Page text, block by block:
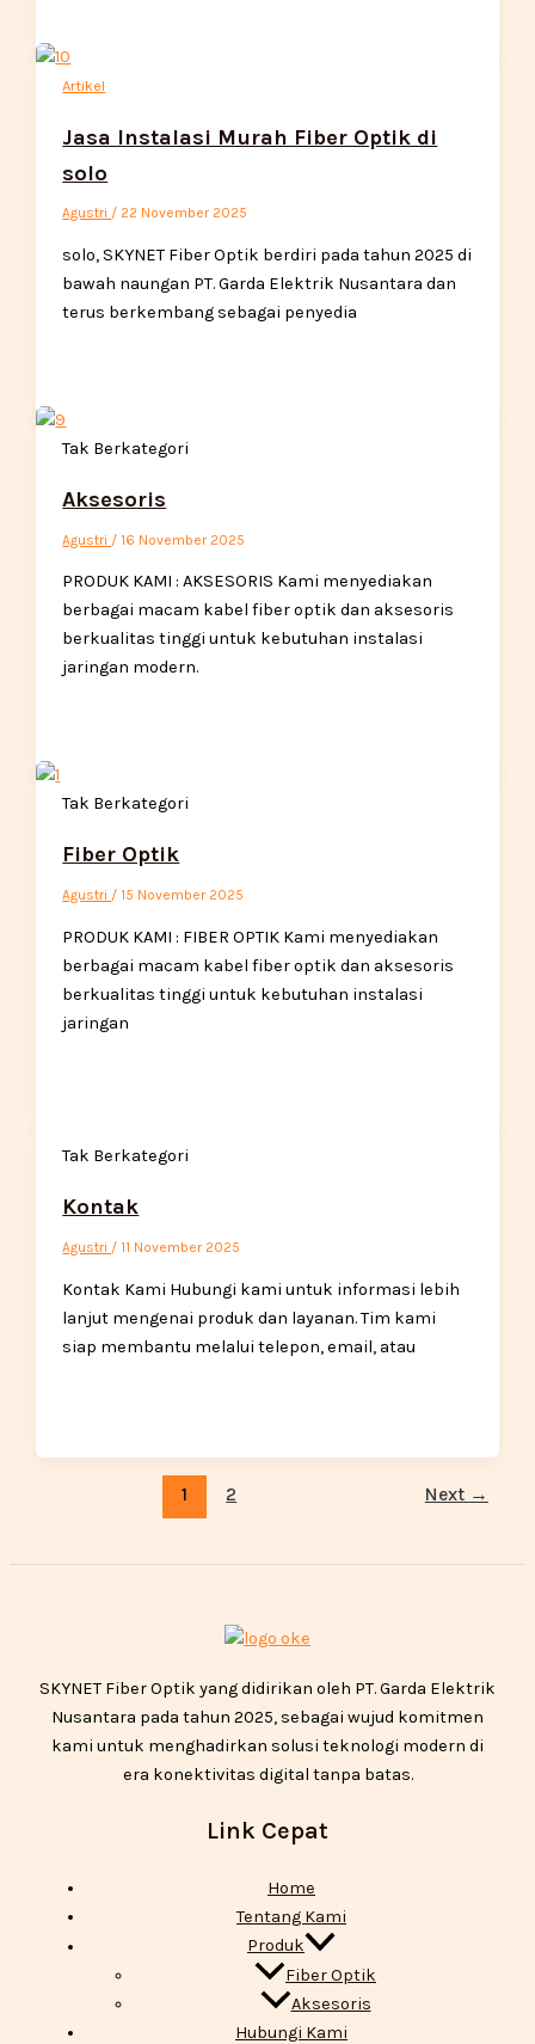
Artikel
Jasa Instalasi Murah Fiber Optik di
solo
Agustri / 22 November 2025
solo, SKYNET Fiber Optik berdiri pada tahun 2025 di
bawah naungan PT. Garda Elektrik Nusantara dan
terus berkembang sebagai penyedia
Tak Berkategori
Aksesoris
Agustri /16 November 2025
PRODUK KAMI : AKSESORIS Kami menyediakan
berbagai macam kabel fiber optik dan aksesoris
berkualitas tinggi untuk kebutuhan instalasi
jaringan modern.
Tak Berkategori
Fiber Optik
Agustri /15 November 2025
PRODUK KAMI : FIBER OPTIK Kami menyediakan
berbagai macam kabel fiber optik dan aksesoris
berkualitas tinggi untuk kebutuhan instalasi
jaringan
Tak Berkategori
Kontak
Agustri /11 November 2025
Kontak Kami Hubungi kami untuk informasi lebih
lanjut mengenai produk dan layanan. Tim kami
siap membantu melalui telepon, email, atau
1 2 Next →
SKYNET Fiber Optik yang didirikan oleh PT. Garda Elektrik
Nusantara pada tahun 2025, sebagai wujud komitmen
kami untuk menghadirkan solusi teknologi modern di
era konektivitas digital tanpa batas.
Link Cepat
Home
Tentang Kami
Produk
Fiber Optik
Aksesoris
Hubungi Kami